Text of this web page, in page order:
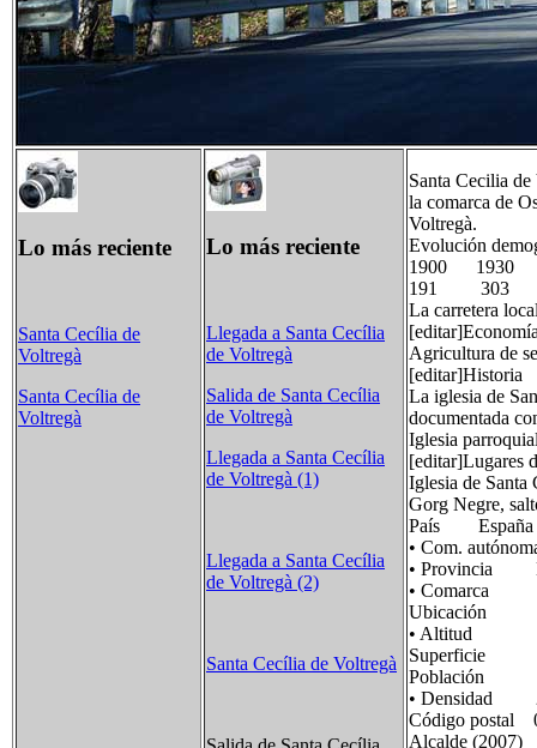
Lo más reciente
Santa Cecília de
Voltregà
Santa Cecília de
Voltregà
Lo más reciente
Llegada a Santa Cecília
de Voltregà
Salida de Santa Cecília
de Voltregà
Llegada a Santa Cecília
de Voltregà (1)
Llegada a Santa Cecília
de Voltregà (2)
Santa Cecília de Voltregà
Santa Cecilia
la comarca de
Voltregà.
Evolución
1900 1930
191
La carretera
Agricultura de
[editar]Historia
La iglesia de
documentada
Iglesia
[editar]Lugares
Iglesia de
Gorg Negre,
País España
• Com.
• Provincia
• Comarca
Ubicación
• Altitud
Superficie
Población
• Densidad
Código postal
Alcalde (2007)